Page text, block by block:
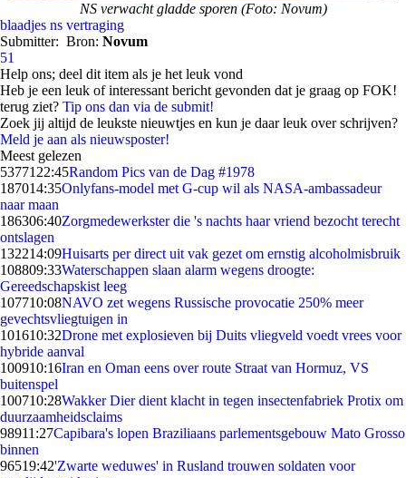
NS verwacht gladde sporen (Foto: Novum)
blaadjes ns vertraging
Submitter: Bron: Novum
51
Help ons; deel dit item als je het leuk vond
Heb je een leuk of interessant bericht gevonden dat je graag op FOK!
terug ziet? Tip ons dan via de submit!
Zoek jij altijd de leukste nieuwtjes en kun je daar leuk over schrijven?
Meld je aan als nieuwsposter!
Meest gelezen
53771 22:45Random Pics van de Dag #1978
187014:35Onlyfans-model met G-cup wil als NASA-ambassadeur
naar maan
186306:40Zorgmedewerkster die 's nachts haar vriend bezocht terecht
ontslagen
132214:09Huisarts per direct uit vak gezet om ernstig alcoholmisbruik
108809:33Waterschappen slaan alarm wegens droogte:
Gereedschapskist leeg
107710:08NAVO zet wegens Russische provocatie 250% meer
gevechtsvliegtuigen in
101610:32Drone met explosieven bij Duits vliegveld voedt vrees voor
hybride aanval
100910:16Iran en Oman eens over route Straat van Hormuz, VS
buitenspel
100710:28Wakker Dier dient klacht in tegen insectenfabriek Protix om
duurzaamheidsclaims
98911:27Capibara's lopen Braziliaans parlementsgebouw Mato Grosso
binnen
96519:42'Zwarte weduwes' in Rusland trouwen soldaten voor